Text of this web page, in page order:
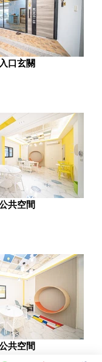
口玄關
共空間
共空間